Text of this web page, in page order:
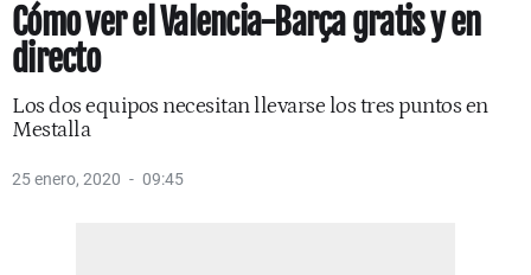
Cómo ver el Valencia-Barça gratis y en
directo
Los dos equipos necesitan llevarse los tres puntos en
Mestalla
25 enero, 2020 09:45